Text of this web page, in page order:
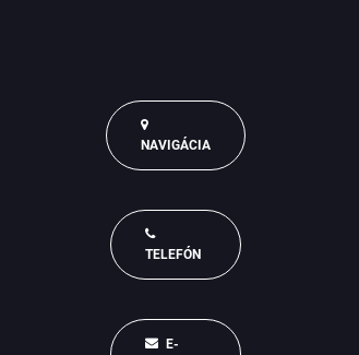
NAVIGÁCIA
TELEFÓN
E-